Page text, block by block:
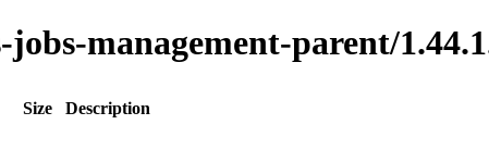
management-parent/
Size
Description